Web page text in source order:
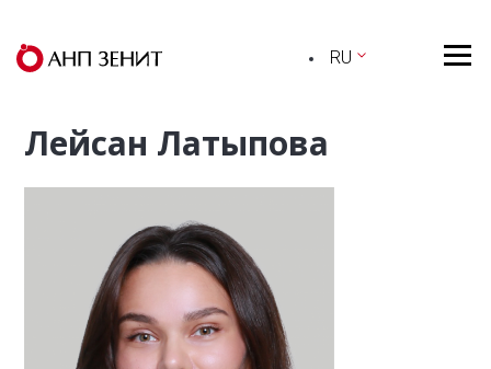
RU
Лейсан Латыпова